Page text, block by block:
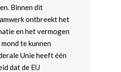
Binnen dit
ontbreekt het
en het vermogen
te kunnen
Unie heeft één
dat de EU